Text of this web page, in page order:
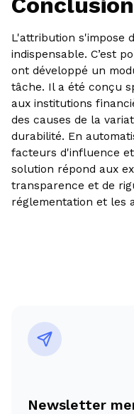
L'attribution s'impose
indispensable. C’est
ont développé un
tâche. Il a été conçu
aux institutions
des causes de la
durabilité. En
facteurs d'influence
solution répond aux
transparence et de
réglementation et les
Newsletter